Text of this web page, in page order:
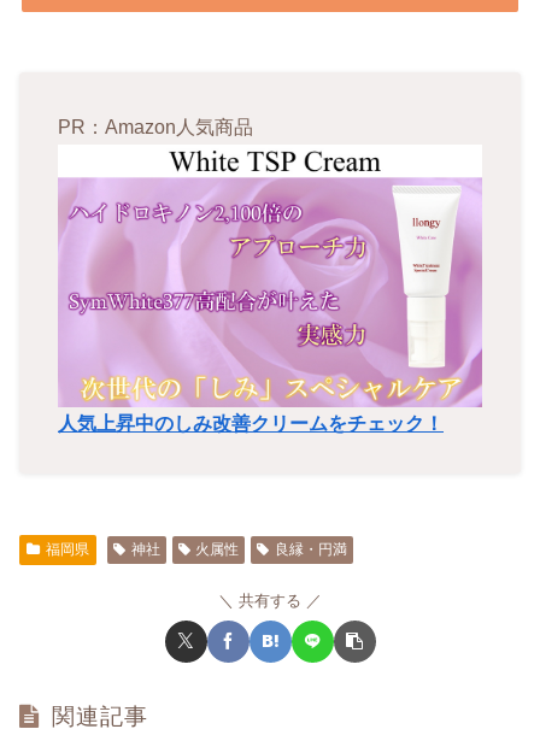
PR：Amazon人気商品
人気上昇中のしみ改善クリームをチェック！
福岡県 神社 火属性 良縁・円満
共有する
関連記事